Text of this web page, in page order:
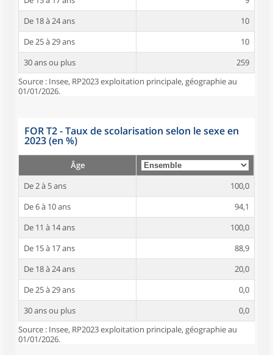
De 18 à 24 ans
10
De 25 à 29 ans
10
30 ans ou plus
259
Source : Insee, RP2023 exploitation principale, géographie au
01/01/2026.
FOR T2 - Taux de scolarisation selon le sexe en
2023 (en %)
Âge
De 2 à 5 ans
100,0
De 6 à 10 ans
94,1
De 11 à 14 ans
100,0
De 15 à 17 ans
88,9
De 18 à 24 ans
20,0
De 25 à 29 ans
0,0
30 ans ou plus
0,0
Source : Insee, RP2023 exploitation principale, géographie au
01/01/2026.